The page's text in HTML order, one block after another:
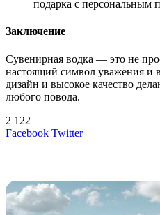
подарка с персональным
Заключение
Сувенирная водка — это не
настоящий символ уважения и
дизайн и высокое качество
любого повода.
2 122
Facebook TwitterLinkedIn
Tumblr
Reddit
Вконтакте
Одноклассники
Skype
Messenger
Messenger
WhatsApp
Telegram
Viber
Line
Поделиться
Печатать